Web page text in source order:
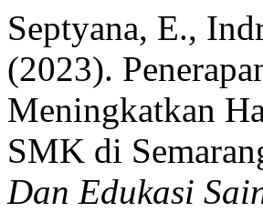
Septyana, E.,
(2023).
Meningkatkan
SMK di
Dan Edukasi